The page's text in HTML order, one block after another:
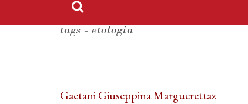
tags - etologia
Gaetani Giuseppina Marguerettaz